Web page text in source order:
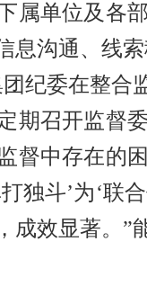
属单位及各
沟通、线
纪委在整合
期召开监督
督中存在的
独斗’为‘联
效显著。”